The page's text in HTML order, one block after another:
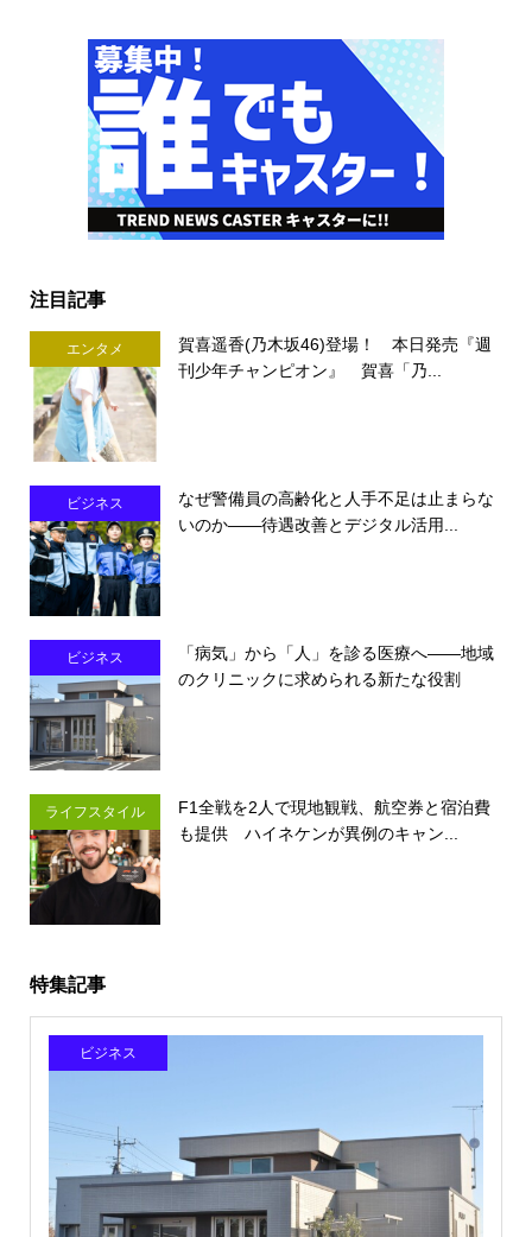
注目記事
エンタメ
賀喜遥香(乃木坂46)登場！ 本日発売『週
刊少年チャンピオン』 賀喜「乃...
ビジネス
なぜ警備員の高齢化と人手不足は止まらな
いのか――待遇改善とデジタル活用...
ビジネス
「病気」から「人」を診る医療へ――地域
のクリニックに求められる新たな役割
ライフスタイル
F1全戦を2人で現地観戦、航空券と宿泊費
も提供 ハイネケンが異例のキャン...
特集記事
ビジネス